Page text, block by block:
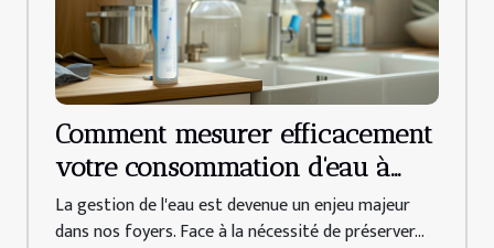
Comment mesurer efficacement
votre consommation d'eau à
domicile
La gestion de l'eau est devenue un enjeu majeur
dans nos foyers. Face à la nécessité de préserver...